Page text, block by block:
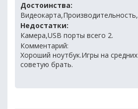
Достоинства:
Недостатки:
Камера,USB порты всего 2.
Комментарий:
Хороший ноутбук.Игры на
советую брать.